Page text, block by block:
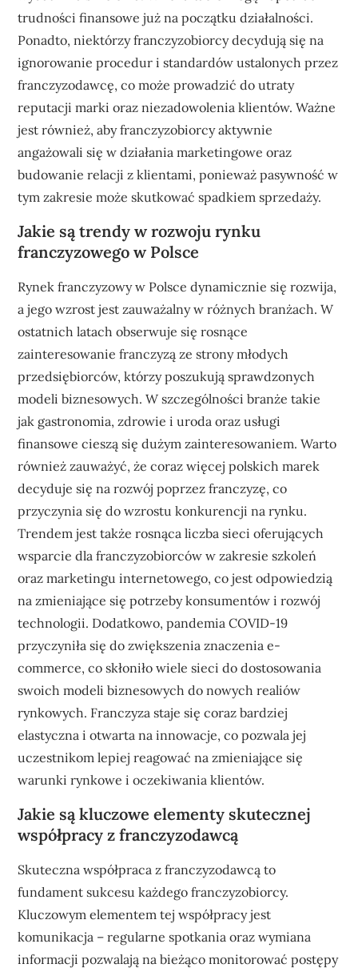
trudności finansowe już na początku działalności.
Ponadto, niektórzy franczyzobiorcy decydują się na
ignorowanie procedur i standardów ustalonych przez
franczyzodawcę, co może prowadzić do utraty
reputacji marki oraz niezadowolenia klientów. Ważne
jest również, aby franczyzobiorcy aktywnie
angażowali się w działania marketingowe oraz
budowanie relacji z klientami, ponieważ pasywność w
tym zakresie może skutkować spadkiem sprzedaży.
Jakie są trendy w rozwoju rynku
franczyzowego w Polsce
Rynek franczyzowy w Polsce dynamicznie się rozwija,
a jego wzrost jest zauważalny w różnych branżach. W
ostatnich latach obserwuje się rosnące
zainteresowanie franczyzą ze strony młodych
przedsiębiorców, którzy poszukują sprawdzonych
modeli biznesowych. W szczególności branże takie
jak gastronomia, zdrowie i uroda oraz usługi
finansowe cieszą się dużym zainteresowaniem. Warto
również zauważyć, że coraz więcej polskich marek
decyduje się na rozwój poprzez franczyzę, co
przyczynia się do wzrostu konkurencji na rynku.
Trendem jest także rosnąca liczba sieci oferujących
wsparcie dla franczyzobiorców w zakresie szkoleń
oraz marketingu internetowego, co jest odpowiedzią
na zmieniające się potrzeby konsumentów i rozwój
technologii. Dodatkowo, pandemia COVID-19
przyczyniła się do zwiększenia znaczenia e-
commerce, co skłoniło wiele sieci do dostosowania
swoich modeli biznesowych do nowych realiów
rynkowych. Franczyza staje się coraz bardziej
elastyczna i otwarta na innowacje, co pozwala jej
uczestnikom lepiej reagować na zmieniające się
warunki rynkowe i oczekiwania klientów.
Jakie są kluczowe elementy skutecznej
współpracy z franczyzodawcą
Skuteczna współpraca z franczyzodawcą to
fundament sukcesu każdego franczyzobiorcy.
Kluczowym elementem tej współpracy jest
komunikacja – regularne spotkania oraz wymiana
informacji pozwalają na bieżąco monitorować postępy